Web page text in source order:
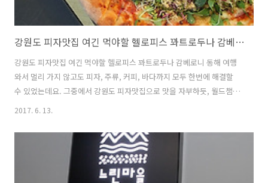
강원도 피자맛집 여긴 먹야할 헬로피스 꽈트로두나 감베로니
강원도 피자맛집 여긴 먹야할 헬로피스 꽈트로두나 감베로니 동해 여행
와서 멀리 가지 않고도 피자, 주류, 커피, 바다까지 모두 한번에 해결할
수 있었는데요. 그중에서 강원도 피자맛집으로 맛을 자부하듯, 월드챔피
온십 6위까지 한 꽈트로두나 감베로니 피자가 있습니다. 헬로피스 화덕
양에 들려서 꼭 먹어봐야할 피자카페가 되겠습니다. 정말 맛도 있고 앉아
서 편히 쉴 수 있는 카페였는데요. 이태리의 정취를 느끼며, 꽈트로두나
감베로니 화덕피자를 맛볼 수 있었네요. 정말 헬로피스 화덕피자는 강원
도 피자맛집 중에서 최고라고 할 수 있었습니다. 화덕피자 메뉴 중, 단연
2017. 6. 13.